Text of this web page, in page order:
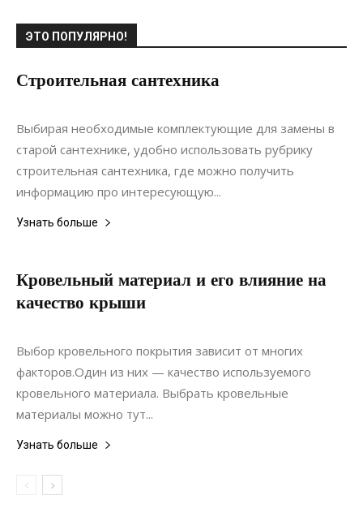
ЭТО ПОПУЛЯРНО!
Строительная сантехника
03.06.2017
Выбирая необходимые комплектующие для замены в
старой сантехнике, удобно использовать рубрику
строительная сантехника, где можно получить
информацию про интересующую...
Узнать больше
Кровельный материал и его влияние на
качество крыши
09.09.2021
Выбор кровельного покрытия зависит от многих
факторов.Один из них — качество используемого
кровельного материала. Выбрать кровельные
материалы можно тут...
Узнать больше